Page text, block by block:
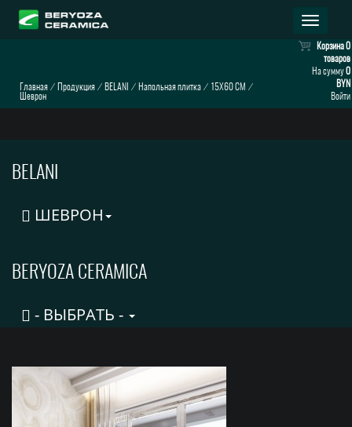
Раскрыть
Главная ⁄ Продукция ⁄ BELANI ⁄ Напольная плитка ⁄ 15X60 СМ ⁄
Шеврон
Корзина0
товаров
На сумму0
BYN
Войти
BELANI
ШЕВРОН
BERYOZA CERAMICA
- ВЫБРАТЬ -